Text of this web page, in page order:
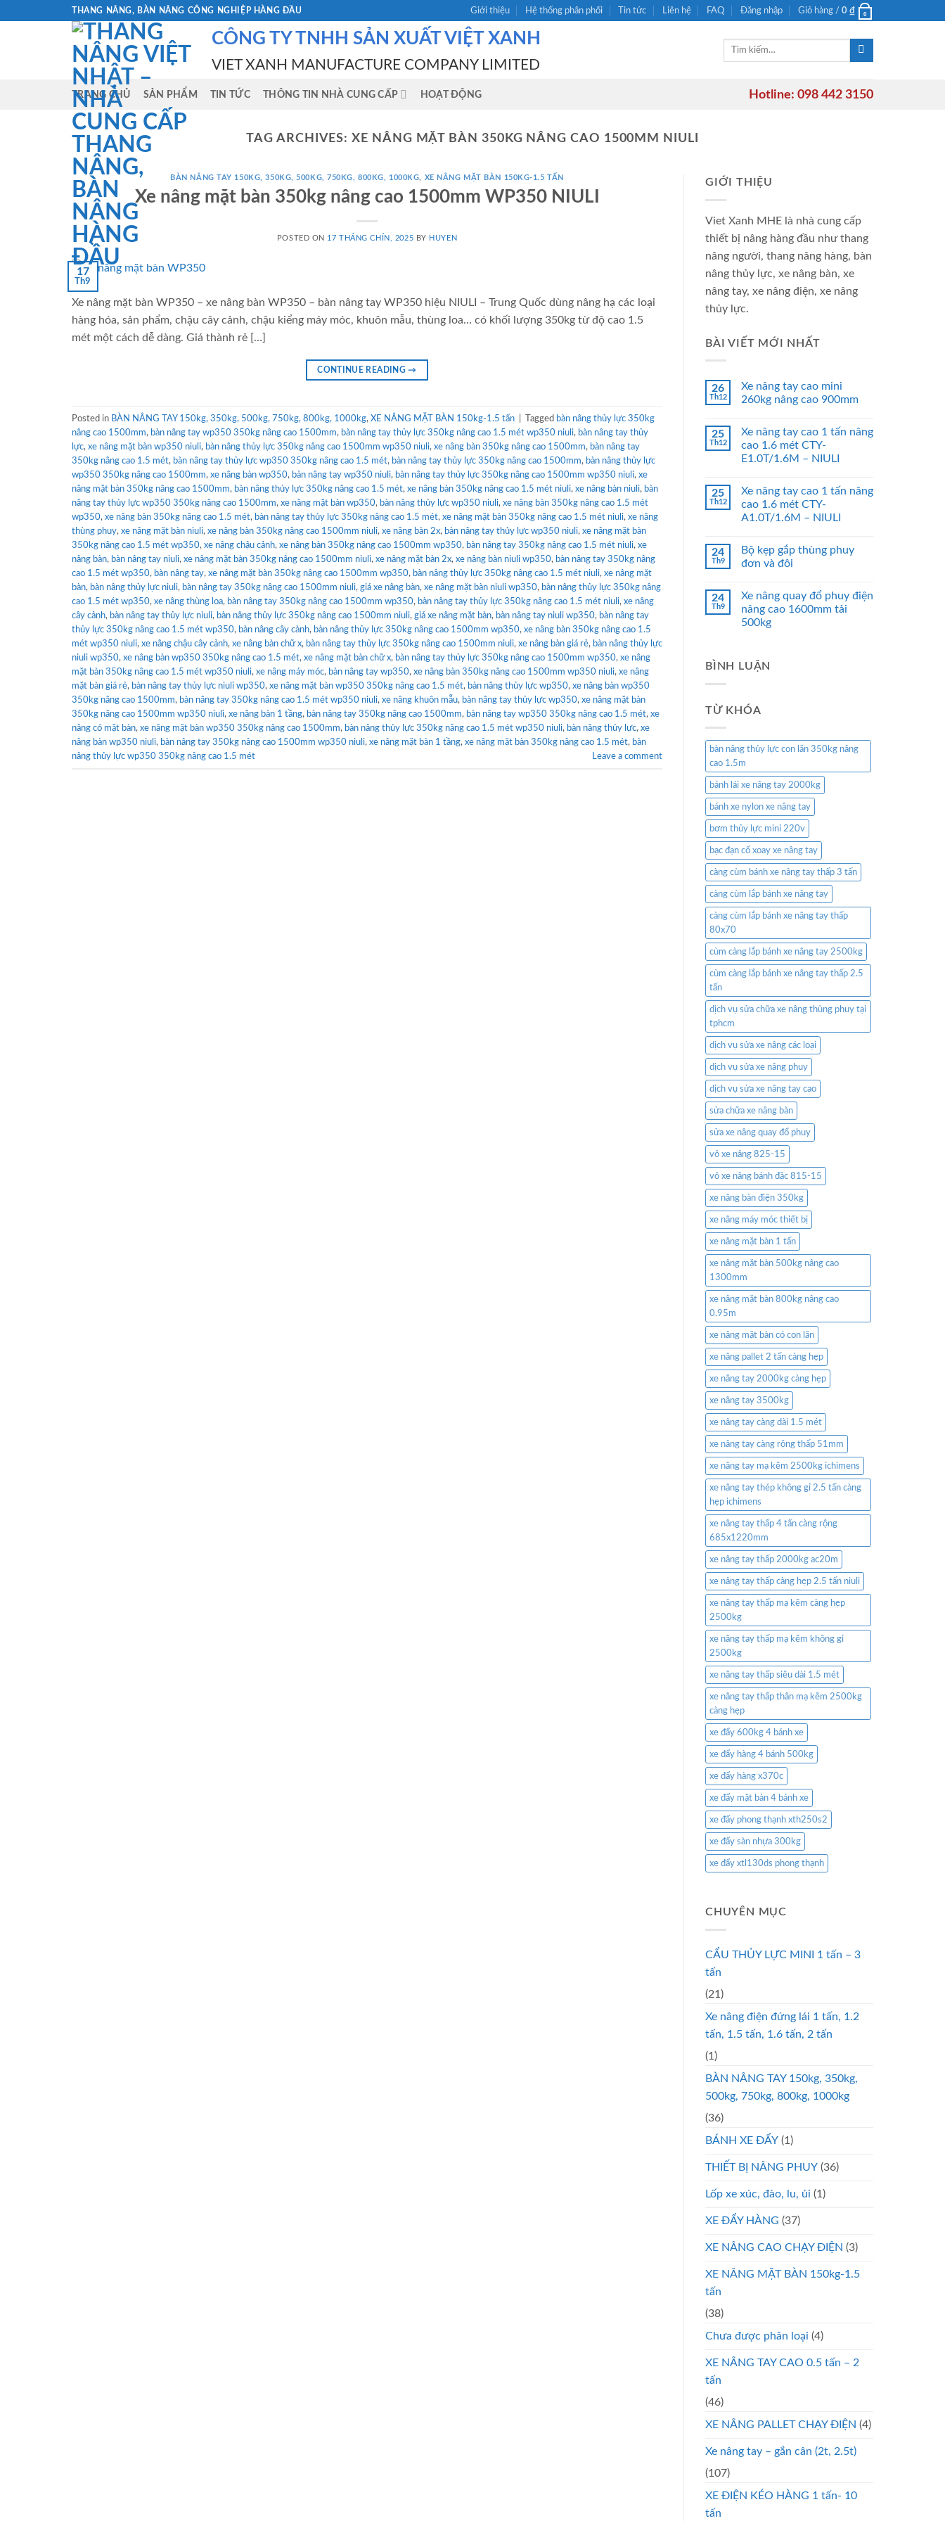
THANG NÂNG, BÀN NÂNG CÔNG NGHIỆP HÀNG ĐẦU Giới thiệu Hệ thống phân phối Tin tức Liên hệ FAQ Đăng nhập Giỏ hàng / 0 ₫ 0
CÔNG TY TNHH SẢN XUẤT VIỆT XANH
VIET XANH MANUFACTURE COMPANY LIMITED
Tìm
TRANG CHỦ SẢN PHẨM TIN TỨC THÔNG TIN NHÀ CUNG CẤP HOẠT ĐỘNG Hotline: 098 442 3150
TAG ARCHIVES:XE NÂNG MẶT BÀN 350KG NÂNG CAO 1500MM NIULI
BÀN NÂNG TAY 150KG, 350KG, 500KG, 750KG, 800KG, 1000KG XE NÂNG MẶT BÀN 150KG-1.5 TẤN
Xe nâng mặt bàn 350kg nâng cao 1500mm WP350 NIULI
POSTED ON 17 THÁNG CHÍN, 2025 BY HUYEN
17
Th9
Xe nâng mặt bàn WP350 – xe nâng bàn WP350 – bàn nâng tay WP350 hiệu NIULI – Trung Quốc dùng nâng hạ các loại
hàng hóa, sản phẩm, chậu cây cảnh, chậu kiểng máy móc, khuôn mẫu, thùng loa… có khối lượng 350kg từ độ cao 1.5
mét một cách dễ dàng. Giá thành rẻ […]
CONTINUE READING→
Posted in BÀN NÂNG TAY 150kg, 350kg, 500kg, 750kg, 800kg, 1000kg, XE NÂNG MẶT BÀN 150kg-1.5 tấn Tagged bàn nâng thủy lực 350kg
nâng cao 1500mm, bàn nâng tay wp350 350kg nâng cao 1500mm, bàn nâng tay thủy lực 350kg nâng cao 1.5 mét wp350 niuli, bàn nâng tay thủy
lực, xe nâng mặt bàn wp350 niuli, bàn nâng thủy lực 350kg nâng cao 1500mm wp350 niuli, xe nâng bàn 350kg nâng cao 1500mm, bàn nâng tay
350kg nâng cao 1.5 mét, bàn nâng tay thủy lực wp350 350kg nâng cao 1.5 mét, bàn nâng tay thủy lực 350kg nâng cao 1500mm, bàn nâng thủy lực
wp350 350kg nâng cao 1500mm, xe nâng bàn wp350, bàn nâng tay wp350 niuli, bàn nâng tay thủy lực 350kg nâng cao 1500mm wp350 niuli, xe
nâng mặt bàn 350kg nâng cao 1500mm, bàn nâng thủy lực 350kg nâng cao 1.5 mét, xe nâng bàn 350kg nâng cao 1.5 mét niuli, xe nâng bàn niuli, bàn
nâng tay thủy lực wp350 350kg nâng cao 1500mm, xe nâng mặt bàn wp350, bàn nâng thủy lực wp350 niuli, xe nâng bàn 350kg nâng cao 1.5 mét
wp350, xe nâng bàn 350kg nâng cao 1.5 mét, bàn nâng tay thủy lực 350kg nâng cao 1.5 mét, xe nâng mặt bàn 350kg nâng cao 1.5 mét niuli, xe nâng
thùng phuy, xe nâng mặt bàn niuli, xe nâng bàn 350kg nâng cao 1500mm niuli, xe nâng bàn 2x, bàn nâng tay thủy lực wp350 niuli, xe nâng mặt bàn
350kg nâng cao 1.5 mét wp350, xe nâng chậu cảnh, xe nâng bàn 350kg nâng cao 1500mm wp350, bàn nâng tay 350kg nâng cao 1.5 mét niuli, xe
nâng bàn, bàn nâng tay niuli, xe nâng mặt bàn 350kg nâng cao 1500mm niuli, xe nâng mặt bàn 2x, xe nâng bàn niuli wp350, bàn nâng tay 350kg nâng
cao 1.5 mét wp350, bàn nâng tay, xe nâng mặt bàn 350kg nâng cao 1500mm wp350, bàn nâng thủy lực 350kg nâng cao 1.5 mét niuli, xe nâng mặt
bàn, bàn nâng thủy lực niuli, bàn nâng tay 350kg nâng cao 1500mm niuli, giá xe nâng bàn, xe nâng mặt bàn niuli wp350, bàn nâng thủy lực 350kg nâng
cao 1.5 mét wp350, xe nâng thùng loa, bàn nâng tay 350kg nâng cao 1500mm wp350, bàn nâng tay thủy lực 350kg nâng cao 1.5 mét niuli, xe nâng
cây cảnh, bàn nâng tay thủy lực niuli, bàn nâng thủy lực 350kg nâng cao 1500mm niuli, giá xe nâng mặt bàn, bàn nâng tay niuli wp350, bàn nâng tay
thủy lực 350kg nâng cao 1.5 mét wp350, bàn nâng cây cành, bàn nâng thủy lực 350kg nâng cao 1500mm wp350, xe nâng bàn 350kg nâng cao 1.5
mét wp350 niuli, xe nâng chậu cây cảnh, xe nâng bàn chữ x, bàn nâng tay thủy lực 350kg nâng cao 1500mm niuli, xe nâng bàn giá rẻ, bàn nâng thủy lực
niuli wp350, xe nâng bàn wp350 350kg nâng cao 1.5 mét, xe nâng mặt bàn chữ x, bàn nâng tay thủy lực 350kg nâng cao 1500mm wp350, xe nâng
mặt bàn 350kg nâng cao 1.5 mét wp350 niuli, xe nâng máy móc, bàn nâng tay wp350, xe nâng bàn 350kg nâng cao 1500mm wp350 niuli, xe nâng
mặt bàn giá rẻ, bàn nâng tay thủy lực niuli wp350, xe nâng mặt bàn wp350 350kg nâng cao 1.5 mét, bàn nâng thủy lực wp350, xe nâng bàn wp350
350kg nâng cao 1500mm, bàn nâng tay 350kg nâng cao 1.5 mét wp350 niuli, xe nâng khuôn mẫu, bàn nâng tay thủy lực wp350, xe nâng mặt bàn
350kg nâng cao 1500mm wp350 niuli, xe nâng bàn 1 tầng, bàn nâng tay 350kg nâng cao 1500mm, bàn nâng tay wp350 350kg nâng cao 1.5 mét, xe
nâng có mặt bàn, xe nâng mặt bàn wp350 350kg nâng cao 1500mm, bàn nâng thủy lực 350kg nâng cao 1.5 mét wp350 niuli, bàn nâng thủy lực, xe
nâng bàn wp350 niuli, bàn nâng tay 350kg nâng cao 1500mm wp350 niuli, xe nâng mặt bàn 1 tầng, xe nâng mặt bàn 350kg nâng cao 1.5 mét, bàn
nâng thủy lực wp350 350kg nâng cao 1.5 mét
Leave a comment
GIỚI THIỆU
Viet Xanh MHE là nhà cung cấp
thiết bị nâng hàng đầu như thang
nâng người, thang nâng hàng, bàn
nâng thủy lực, xe nâng bàn, xe
nâng tay, xe nâng điện, xe nâng
thủy lực.
BÀI VIẾT MỚI NHẤT
26
Th12
Xe nâng tay cao mini
260kg nâng cao 900mm
25
Th12
Xe nâng tay cao 1 tấn nâng
cao 1.6 mét CTY-
E1.0T/1.6M – NIULI
25
Th12
Xe nâng tay cao 1 tấn nâng
cao 1.6 mét CTY-
A1.0T/1.6M – NIULI
24
Th9
Bộ kẹp gắp thùng phuy
đơn và đôi
24
Th9
Xe nâng quay đổ phuy điện
nâng cao 1600mm tải
500kg
BÌNH LUẬN
TỪ KHÓA
bàn nâng thủy lực con lăn 350kg nâng
cao 1.5m
bánh lái xe nâng tay 2000kg
bánh xe nylon xe nâng tay
bơm thủy lực mini 220v
bạc đạn cổ xoay xe nâng tay
càng cùm bánh xe nâng tay thấp 3 tấn
càng cùm lắp bánh xe nâng tay
càng cùm lắp bánh xe nâng tay thấp
80x70
cùm càng lắp bánh xe nâng tay 2500kg
cùm càng lắp bánh xe nâng tay thấp 2.5
tấn
dịch vụ sửa chữa xe nâng thùng phuy tại
tphcm
dịch vụ sửa xe nâng các loại
dịch vụ sửa xe nâng phuy
dịch vụ sửa xe nâng tay cao
sửa chữa xe nâng bàn
sửa xe nâng quay đổ phuy
vỏ xe nâng 825-15
vỏ xe nâng bánh đặc 815-15
xe nâng bàn điện 350kg
xe nâng máy móc thiết bị
xe nâng mặt bàn 1 tấn
xe nâng mặt bàn 500kg nâng cao
1300mm
xe nâng mặt bàn 800kg nâng cao
0.95m
xe nâng mặt bàn có con lăn
xe nâng pallet 2 tấn càng hẹp
xe nâng tay 2000kg càng hẹp
xe nâng tay 3500kg
xe nâng tay càng dài 1.5 mét
xe nâng tay càng rộng thấp 51mm
xe nâng tay mạ kẽm 2500kg ichimens
xe nâng tay thép không gỉ 2.5 tấn càng
hẹp ichimens
xe nâng tay thấp 4 tấn càng rộng
685x1220mm
xe nâng tay thấp 2000kg ac20m
xe nâng tay thấp càng hẹp 2.5 tấn niuli
xe nâng tay thấp mạ kẽm càng hẹp
2500kg
xe nâng tay thấp mạ kẽm không gỉ
2500kg
xe nâng tay thấp siêu dài 1.5 mét
xe nâng tay thấp thân mạ kẽm 2500kg
càng hẹp
xe đẩy 600kg 4 bánh xe
xe đẩy hàng 4 bánh 500kg
xe đẩy hàng x370c
xe đẩy mặt bàn 4 bánh xe
xe đẩy phong thạnh xth250s2
xe đẩy sàn nhựa 300kg
xe đẩy xtl130ds phong thạnh
CHUYÊN MỤC
CẨU THỦY LỰC MINI 1 tấn – 3
tấn
(21)
Xe nâng điện đứng lái 1 tấn, 1.2
tấn, 1.5 tấn, 1.6 tấn, 2 tấn
(1)
BÀN NÂNG TAY 150kg, 350kg,
500kg, 750kg, 800kg, 1000kg
(36)
BÁNH XE ĐẨY (1)
THIẾT BỊ NÂNG PHUY (36)
Lốp xe xúc, đào, lu, ủi (1)
XE ĐẨY HÀNG (37)
XE NÂNG CAO CHẠY ĐIỆN (3)
XE NÂNG MẶT BÀN 150kg-1.5
tấn
(38)
Chưa được phân loại (4)
XE NÂNG TAY CAO 0.5 tấn – 2
tấn
(46)
XE NÂNG PALLET CHẠY ĐIỆN (4)
Xe nâng tay – gắn cân (2t, 2.5t)
(107)
XE ĐIỆN KÉO HÀNG 1 tấn- 10
tấn